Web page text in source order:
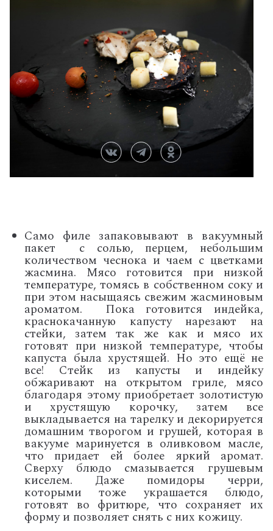
Само филе запаковывают в вакуумный
пакет с солью, перцем, небольшим
количеством чеснока и чаем с цветками
жасмина. Мясо готовится при низкой
температуре, томясь в собственном соку и
при этом насыщаясь свежим жасминовым
ароматом. Пока готовится индейка,
краснокачанную капусту нарезают на
стейки, затем так же как и мясо их
готовят при низкой температуре, чтобы
капуста была хрустящей. Но это ещё не
все! Стейк из капусты и индейку
обжаривают на открытом гриле, мясо
благодаря этому приобретает золотистую
и хрустящую корочку, затем все
выкладывается на тарелку и декорируется
домашним творогом и грушей, которая в
вакууме маринуется в оливковом масле,
что придает ей более яркий аромат.
Сверху блюдо смазывается грушевым
киселем. Даже помидоры черри,
которыми тоже украшается блюдо,
готовят во фритюре, что сохраняет их
форму и позволяет снять с них кожицу.